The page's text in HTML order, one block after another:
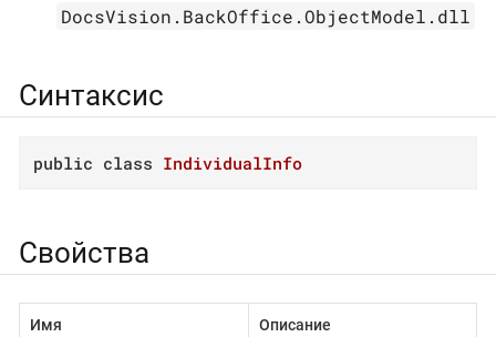
DocsVision.BackOffice.ObjectModel.dll
Синтаксис
public class IndividualInfo
Свойства
Имя Описание